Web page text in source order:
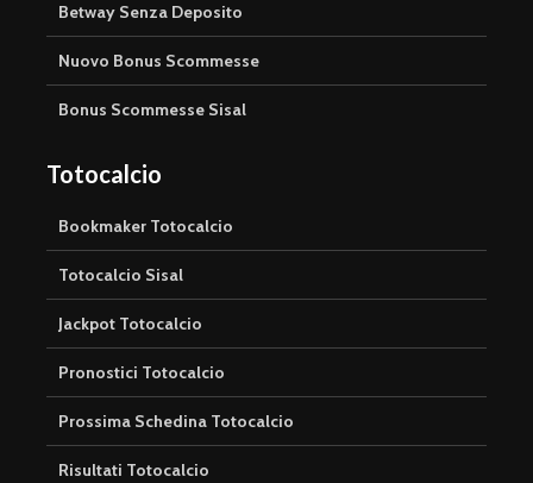
Betway Senza Deposito
Nuovo Bonus Scommesse
Bonus Scommesse Sisal
Totocalcio
Bookmaker Totocalcio
Totocalcio Sisal
Jackpot Totocalcio
Pronostici Totocalcio
Prossima Schedina Totocalcio
Risultati Totocalcio